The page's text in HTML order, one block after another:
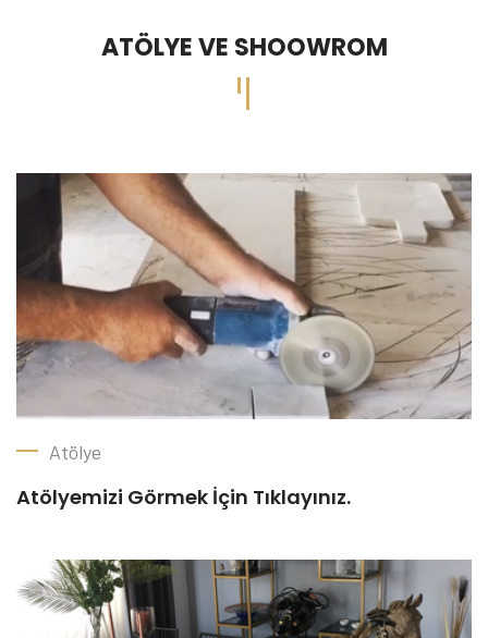
ATÖLYE VE SHOOWROM
Atölye
Atölyemizi Görmek İçin Tıklayınız.